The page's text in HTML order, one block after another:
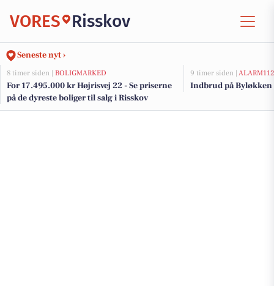
VORES Risskov
Seneste nyt ›
8 timer siden | BOLIGMARKED
For 17.495.000 kr Højrisvej 22 - Se priserne
på de dyreste boliger til salg i Risskov
9 timer siden | ALARM112
Indbrud på Byløkken